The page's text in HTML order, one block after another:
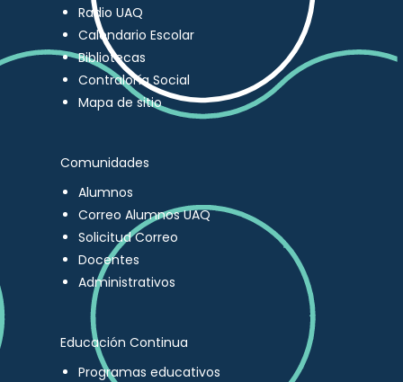
Radio UAQ
Calendario Escolar
Bibliotecas
Contraloría Social
Mapa de sitio
Comunidades
Alumnos
Correo Alumnos UAQ
Solicitud Correo
Docentes
Administrativos
Educación Continua
Programas educativos